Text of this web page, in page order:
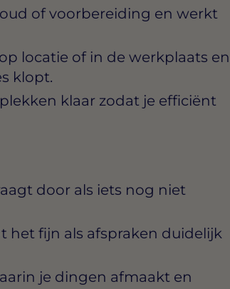
of voorbereiding en werkt
locatie of in de werkplaats en
klopt.
klaar zodat je efficiënt
door als iets nog niet
het fijn als afspraken duidelijk
je dingen afmaakt en